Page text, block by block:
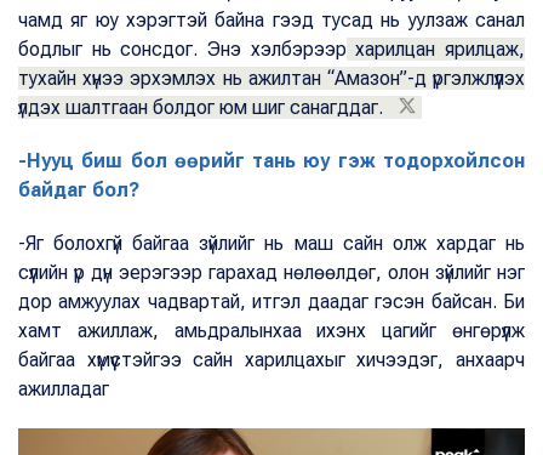
чамд яг юу хэрэгтэй байна гээд тусад нь уулзаж санал
бодлыг нь сонсдог. Энэ хэлбэрээрхарилцан ярилцаж,
тухайн хүнээ эрхэмлэх нь ажилтан “Амазон”-д үргэлжлүүлэх
үлдэх шалтгаан болдог юм шиг санагддаг.
-Нууц биш бол өөрийг тань юу гэж тодорхойлсон
байдаг бол?
-Яг болохгүй байгаа зүйлийг нь маш сайн олж хардаг нь
сүүлийн үр дүн эерэгээр гарахад нөлөөлдөг, олон зүйлийг нэг
дор амжуулах чадвартай, итгэл даадаг гэсэн байсан. Би
хамт ажиллаж, амьдралынхаа ихэнх цагийг өнгөрүүлж
байгаа хүмүүстэйгээ сайн харилцахыг хичээдэг, анхаарч
ажилладаг